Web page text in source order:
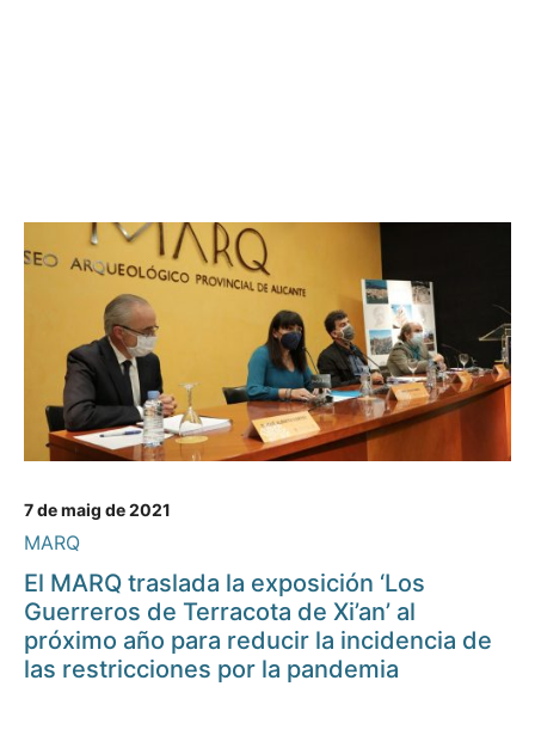
7 de maig de 2021
MARQ
El MARQ traslada la exposición ‘Los
Guerreros de Terracota de Xi’an’ al
próximo año para reducir la incidencia de
las restricciones por la pandemia